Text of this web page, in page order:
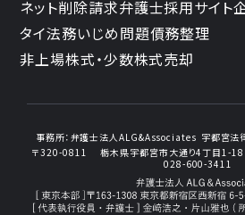
ネット削除請求弁護士採用サイト
タイ法務いじめ問題債務整理
非上場株式・少数株式売却
事務所： 弁護士法人ALG&Associates 宇都宮法
〒320-0811
栃木県宇都宮市大通り4丁目1-18
028-600-3411